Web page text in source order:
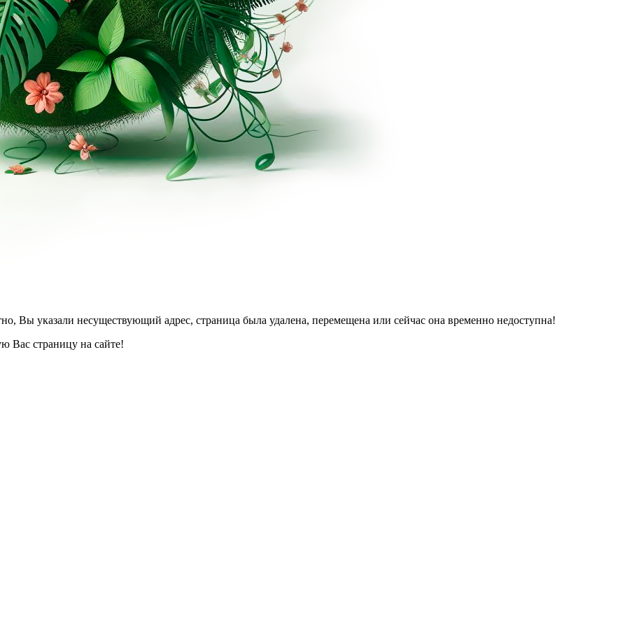
Вы указали несуществующий адрес, страница была удалена, перемещена или сейчас она временно недоступна!
Вас страницу на сайте!